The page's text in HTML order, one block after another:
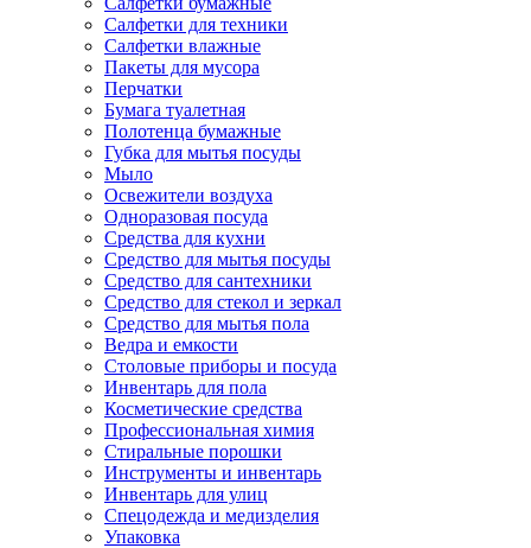
Салфетки для техники
Салфетки влажные
Пакеты для мусора
Перчатки
Бумага туалетная
Полотенца бумажные
Губка для мытья посуды
Мыло
Освежители воздуха
Одноразовая посуда
Средства для кухни
Средство для мытья посуды
Средство для сантехники
Средство для стекол и зеркал
Средство для мытья пола
Ведра и емкости
Столовые приборы и посуда
Инвентарь для пола
Косметические средства
Профессиональная химия
Стиральные порошки
Инструменты и инвентарь
Инвентарь для улиц
Спецодежда и медизделия
Упаковка